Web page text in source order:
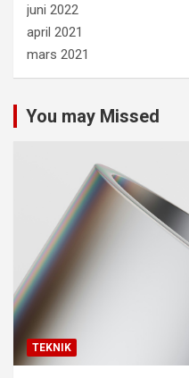
juni 2022
april 2021
mars 2021
You may Missed
TEKNIK